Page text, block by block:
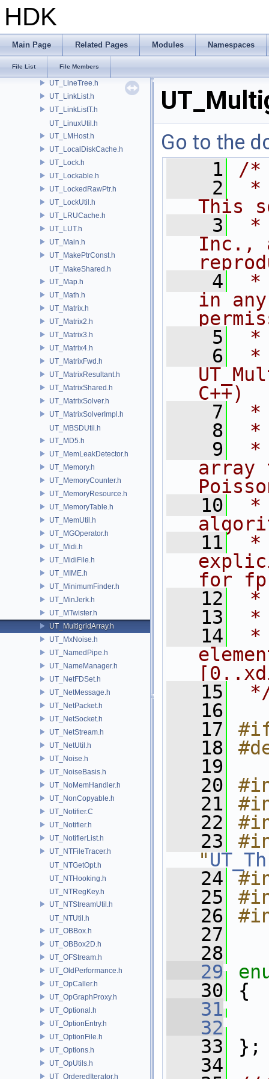
HDK
Main Page Related Pages Modules Namespaces
File List File Members
UT_KnownPath.h
UT_LatinSampler.h
UT_LHSTuple.h
UT_LinearProgram.h
UT_LineTree.h
UT_LinkList.h
UT_LinkListT.h
UT_LinuxUtil.h
UT_LMHost.h
UT_LocalDiskCache.h
UT_Lock.h
UT_Lockable.h
UT_LockedRawPtr.h
UT_LockUtil.h
UT_LRUCache.h
UT_LUT.h
UT_Main.h
UT_MakePtrConst.h
UT_MakeShared.h
UT_Map.h
UT_Math.h
UT_Matrix.h
UT_Matrix2.h
UT_Matrix3.h
UT_Matrix4.h
UT_MatrixFwd.h
UT_MatrixResultant.h
UT_MatrixShared.h
UT_MatrixSolver.h
UT_MatrixSolverImpl.h
UT_MBSDUtil.h
UT_MD5.h
UT_MemLeakDetector.h
UT_Memory.h
UT_MemoryCounter.h
UT_MemoryResource.h
UT_MemoryTable.h
UT_MemUtil.h
UT_MGOperator.h
UT_Midi.h
UT_MidiFile.h
UT_MIME.h
UT_MinimumFinder.h
UT_MinJerk.h
UT_MTwister.h
UT_MultigridArray.h
UT_MxNoise.h
UT_NamedPipe.h
UT_NameManager.h
UT_NetFDSet.h
UT_NetMessage.h
UT_NetPacket.h
UT_NetSocket.h
UT_NetStream.h
UT_NetUtil.h
UT_Noise.h
UT_NoiseBasis.h
UT_NoMemHandler.h
UT_NonCopyable.h
UT_Notifier.C
UT_Notifier.h
UT_NotifierList.h
UT_NTFileTracer.h
UT_NTGetOpt.h
UT_NTHooking.h
UT_NTRegKey.h
UT_NTStreamUtil.h
UT_NTUtil.h
UT_OBBox.h
UT_OBBox2D.h
UT_OFStream.h
UT_OldPerformance.h
UT_OpCaller.h
UT_OpGraphProxy.h
UT_Optional.h
UT_OptionEntry.h
UT_OptionFile.h
UT_Options.h
UT_OpUtils.h
UT_OrderedIterator.h
Go to the
    1
/*
    2
*
This
    3
*
Inc.,
    4
*
in
    5
*
    6
*
C++)
    7
*
    8
*
    9
*
array
   10
*
   11
*
for
   12
*
   13
*
   14
*
   15
   16
   17
   18
   19
   20
   21
   22
   23
"
   24
   25
   26
   27
   28
   29
   30
{
   31
   32
   33
};
   34